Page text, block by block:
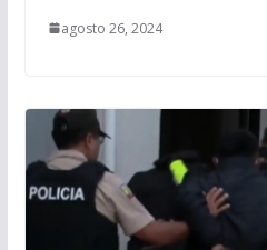
agosto 26, 2024